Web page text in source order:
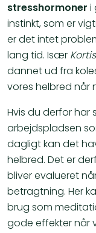
stresshormoner i
instinkt, som er
er det intet
lang tid. Især
dannet ud fra
vores helbred når
Hvis du derfor har
arbejdspladsen
dagligt kan det
helbred. Det er
bliver evalueret
betragtning. Her
brug som
gode effekter når